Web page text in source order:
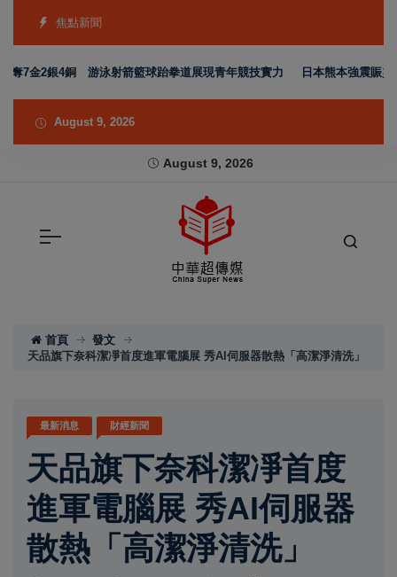
焦點新聞
金2銀4銅 游泳射箭籃球跆拳道展現青年競技實力 日本熊本強震賑災再
August 9, 2026
August 9, 2026
首頁
發文
天品旗下奈科潔凈首度進軍電腦展 秀AI伺服器散熱「高潔淨清洗」
最新消息 財經新聞
天品旗下奈科潔凈首度
進軍電腦展 秀AI伺服器
散熱「高潔淨清洗」